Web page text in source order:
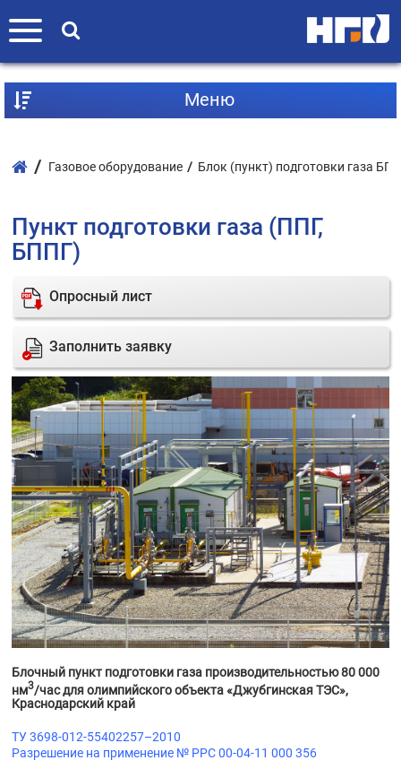
Mеню
Газовое оборудование Блок (пункт) подготовки газа
Пункт подготовки газа (ППГ,
БППГ)
Опросный лист
Заполнить заявку
Блочный пункт подготовки газа производительностью 80 000
нм3/час для олимпийского объекта «Джубгинская ТЭС»,
Краснодарский край
ТУ 3698-012-55402257–2010
Разрешение на применение № РРС 00-04-11 000 356